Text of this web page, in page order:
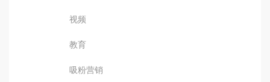
视频
教育
吸粉营销